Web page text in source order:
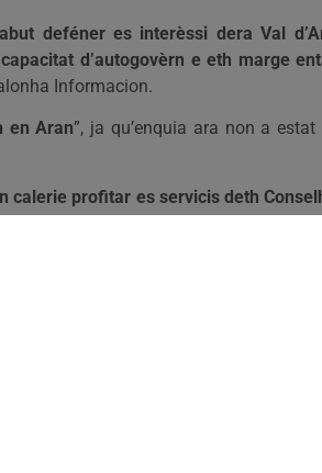
deféner es interèssi dera Val
d’autogovèrn e eth marge
Informacion.
en Aran”, ja qu’enquia ara non a estat
calerie profitar es servicis deth